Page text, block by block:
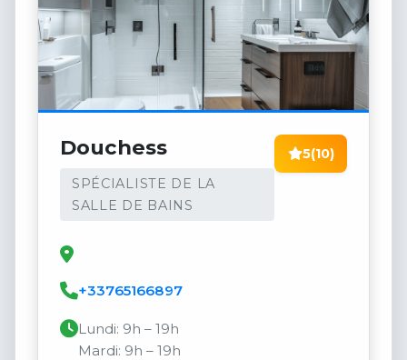
Douchess
SPÉCIALISTE DE LA
SALLE DE BAINS
5(10)
+33765166897
Lundi: 9h – 19h
Mardi: 9h – 19h